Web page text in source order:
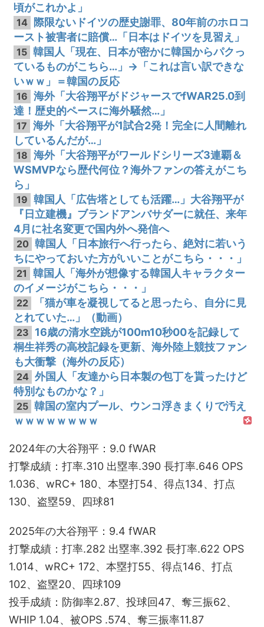
頃がこれかよ」
14
際限ないドイツの歴史謝罪、80年前のホロコ
ースト被害者に賠償…「日本はドイツを見習え」
15 韓国人「現在、日本が密かに韓国からパクっ
ているものがこちら…」→「これは言い訳できな
いｗｗ」＝韓国の反応
16 海外「大谷翔平がドジャースでfWAR25.0到
達！歴史的ペースに海外騒然…」
17 海外「大谷翔平が1試合2発！完全に人間離れ
しているんだが…」
18 海外「大谷翔平がワールドシリーズ3連覇＆
WSMVPなら歴代何位？海外ファンの答えがこち
ら」
19 韓国人「広告塔としても活躍…」大谷翔平が
『日立建機』ブランドアンバサダーに就任、来年
4月に社名変更で国内外へ発信へ
20 韓国人「日本旅行へ行ったら、絶対に若いう
ちにやっておいた方がいいことがこちら・・・」
21
韓国人「海外が想像する韓国人キャラクター
のイメージがこちら・・・」
22
「猫が車を凝視してると思ったら、自分に見
とれていた…」（動画）
23 16歳の清水空跳が100m10秒00を記録して
桐生祥秀の高校記録を更新、海外陸上競技ファン
も大衝撃（海外の反応）
24 外国人「友達から日本製の包丁を貰ったけど
特別なものかな？」
25 韓国の室内プール、ウンコ浮きまくりで汚え
ｗｗｗｗｗｗｗｗ
2024年の大谷翔平：9.0 fWAR
打撃成績：打率.310 出塁率.390 長打率.646 OPS
1.036、wRC+ 180、本塁打54、得点134、打点
130、盗塁59、四球81
2025年の大谷翔平：9.4 fWAR
打撃成績：打率.282 出塁率.392 長打率.622 OPS
1.014、wRC+ 172、本塁打55、得点146、打点
102、盗塁20、四球109
投手成績：防御率2.87、投球回47、奪三振62、
WHIP 1.04、被OPS .574、奪三振率11.87